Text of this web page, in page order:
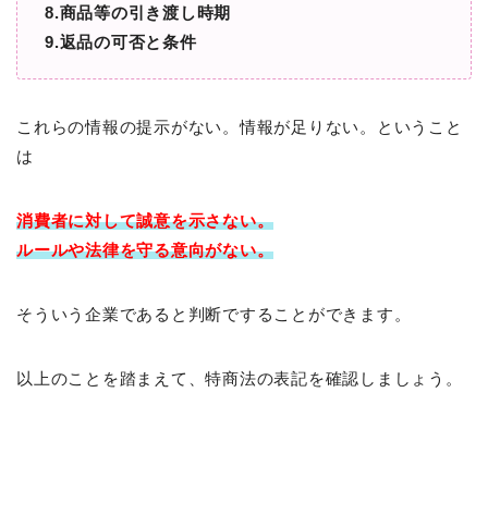
8.商品等の引き渡し時期
9.返品の可否と条件
これらの情報の提示がない。情報が足りない。ということ
は
消費者に対して誠意を示さない。
ルールや法律を守る意向がない。
そういう企業であると判断ですることができます。
以上のことを踏まえて、特商法の表記を確認しましょう。